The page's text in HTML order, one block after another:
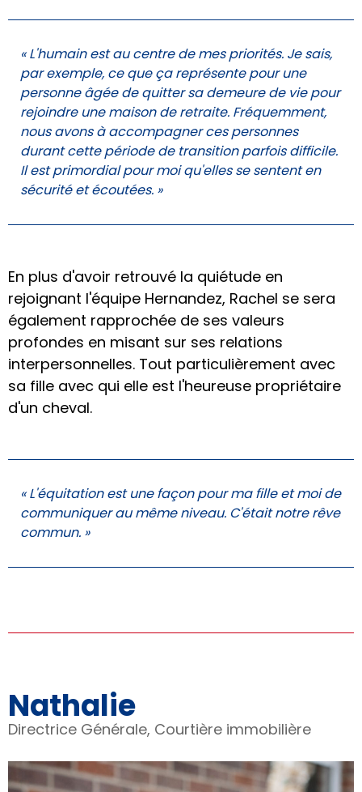
« L'humain est au centre de mes priorités. Je sais,
par exemple, ce que ça représente pour une
personne âgée de quitter sa demeure de vie pour
rejoindre une maison de retraite. Fréquemment,
nous avons à accompagner ces personnes
durant cette période de transition parfois difficile.
Il est primordial pour moi qu'elles se sentent en
sécurité et écoutées. »
En plus d'avoir retrouvé la quiétude en
rejoignant l'équipe Hernandez, Rachel se sera
également rapprochée de ses valeurs
profondes en misant sur ses relations
interpersonnelles. Tout particulièrement avec
sa fille avec qui elle est l'heureuse propriétaire
d'un cheval.
« L'équitation est une façon pour ma fille et moi de
communiquer au même niveau. C'était notre rêve
commun. »
Nathalie
Directrice Générale, Courtière immobilière